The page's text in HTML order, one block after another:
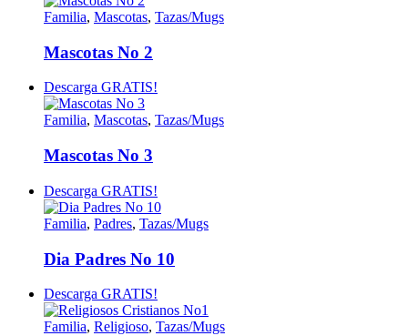
Familia, Mascotas, Tazas/Mugs
Mascotas No 2
Descarga GRATIS!
Familia, Mascotas, Tazas/Mugs
Mascotas No 3
Descarga GRATIS!
Familia, Padres, Tazas/Mugs
Dia Padres No 10
Descarga GRATIS!
Familia, Religioso, Tazas/Mugs